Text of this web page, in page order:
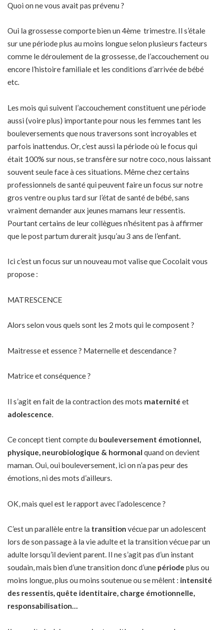
Quoi on ne vous avait pas prévenu ?
Oui la grossesse comporte bien un 4ème trimestre. Il s’étale
sur une période plus au moins longue selon plusieurs facteurs
comme le déroulement de la grossesse, de l’accouchement ou
encore l’histoire familiale et les conditions d’arrivée de bébé
etc.
Les mois qui suivent l’accouchement constituent une période
aussi (voire plus) importante pour nous les femmes tant les
bouleversements que nous traversons sont incroyables et
parfois inattendus. Or, c’est aussi la période où le focus qui
était 100% sur nous, se transfère sur notre coco, nous laissant
souvent seule face à ces situations. Même chez certains
professionnels de santé qui peuvent faire un focus sur notre
gros ventre ou plus tard sur l’état de santé de bébé, sans
vraiment demander aux jeunes mamans leur ressentis.
Pourtant certains de leur collègues n’hésitent pas à affirmer
que le post partum durerait jusqu’au 3 ans de l’enfant.
Ici c’est un focus sur un nouveau mot valise que Cocolait vous
propose :
MATRESCENCE
Alors selon vous quels sont les 2 mots qui le composent ?
Maitresse et essence ? Maternelle et descendance ?
Matrice et conséquence ?
Il s’agit en fait de la contraction des mots maternité et
adolescence.
Ce concept tient compte du bouleversement émotionnel,
physique, neurobiologique & hormonal quand on devient
maman. Oui, oui bouleversement, ici on n’a pas peur des
émotions, ni des mots d’ailleurs.
OK, mais quel est le rapport avec l’adolescence ?
C’est un parallèle entre la transition vécue par un adolescent
lors de son passage à la vie adulte et la transition vécue par un
adulte lorsqu’il devient parent. Il ne s’agit pas d’un instant
soudain, mais bien d’une transition donc d’une période plus ou
moins longue, plus ou moins soutenue ou se mêlent : intensité
des ressentis, quête identitaire, charge émotionnelle,
responsabilisation…